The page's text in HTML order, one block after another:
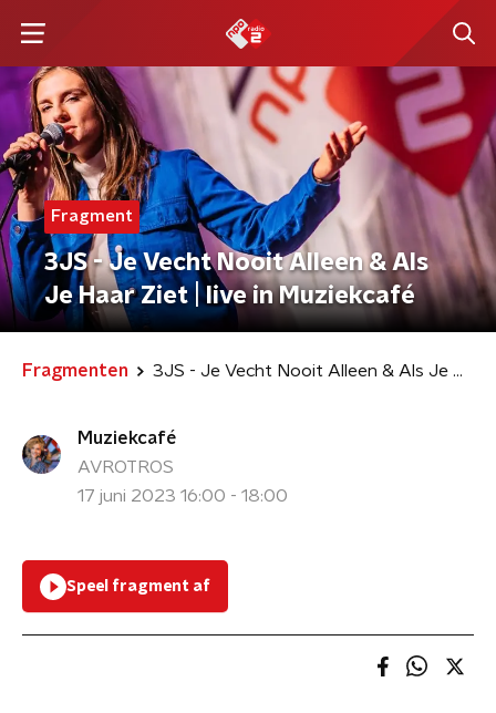
Fragment
3JS - Je Vecht Nooit Alleen & Als
Je Haar Ziet | live in Muziekcafé
Fragmenten 3JS - Je Vecht Nooit Alleen & Als Je Haar Ziet | live in Muziekcafé
Muziekcafé
AVROTROS
17 juni 2023 16:00 - 18:00
Speel fragment af